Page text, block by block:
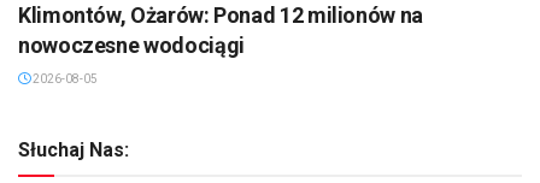
Klimontów, Ożarów: Ponad 12 milionów na
nowoczesne wodociągi
2026-08-05
Słuchaj Nas: